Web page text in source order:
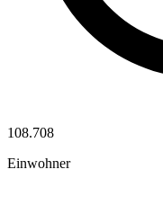
108.708
Einwohner